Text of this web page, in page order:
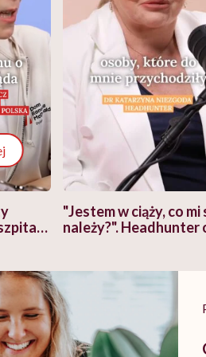
"Jestem w ciąży, co mi
należy?". Headhunter
pracy